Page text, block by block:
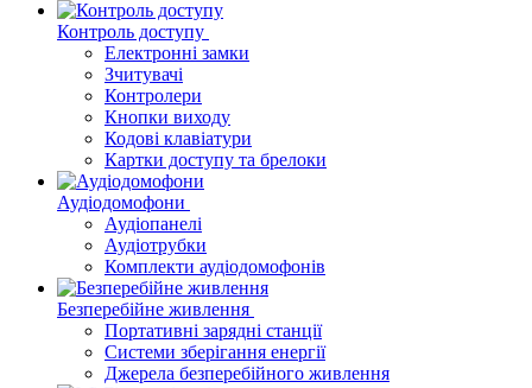
Контроль доступу
Електронні замки
Зчитувачі
Контролери
Кнопки виходу
Кодові клавіатури
Картки доступу та брелоки
Аудіодомофони
Аудіопанелі
Аудіотрубки
Комплекти аудіодомофонів
Безперебійне живлення
Портативні зарядні станції
Системи зберігання енергії
Джерела безперебійного живлення